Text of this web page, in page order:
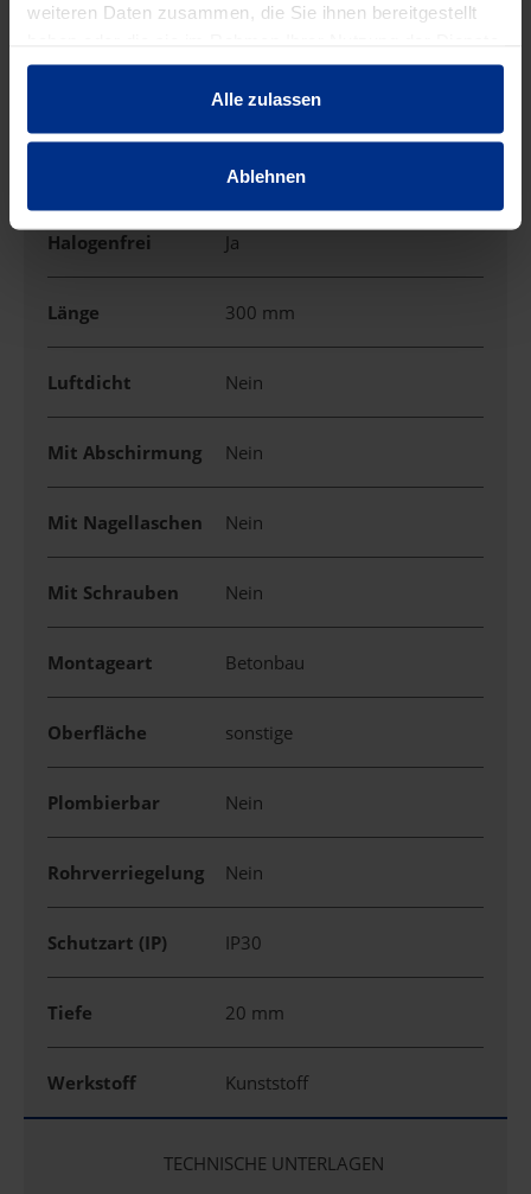
weiteren Daten zusammen, die Sie ihnen bereitgestellt
gesammelt haben.
Alle zulassen
Ablehnen
sonstige
ohne
Halogenfrei Ja
Länge 300 mm
Luftdicht Nein
Mit Abschirmung Nein
Mit Nagellaschen Nein
Mit Schrauben Nein
Montageart Betonbau
Oberfläche sonstige
Plombierbar Nein
Rohrverriegelung Nein
Schutzart (IP) IP30
Tiefe 20 mm
Werkstoff Kunststoff
TECHNISCHE UNTERLAGEN